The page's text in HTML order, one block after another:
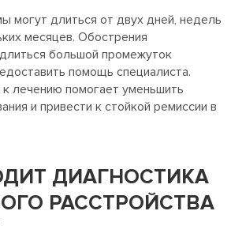
могут длиться от двух дней, недель
месяцев. Обострения
большой промежуток
помощь специалиста.
лечению помогает уменьшить
и привести к стойкой ремиссии в
ДИАГНОСТИКА
РАССТРОЙСТВА